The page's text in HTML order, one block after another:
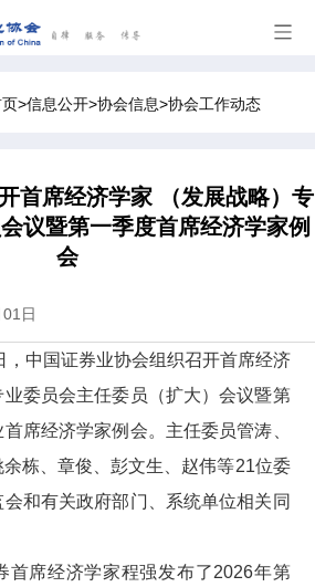
>信息公开>协会信息>协会工作动态
首席经济学家 （发展战略）专
议暨第一季度首席经济学家例
会
日
，中国证券业协会组织召开首席经济
委员会主任委员（扩大）会议暨第
首席经济学家例会。主任委员管涛
余栋、章俊、彭文生、赵伟等21位委
和有关政府部门、系统单位相关同
首席经济学家程强发布了2026年第